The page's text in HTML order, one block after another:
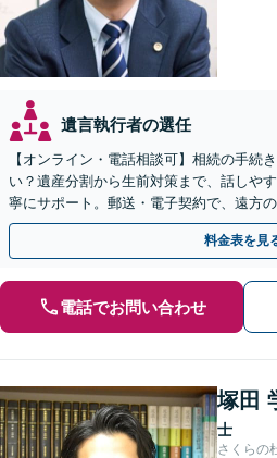
遺言執行者の選任
【オンライン・電話相談可】相続の手続
い？遺産分割から生前対策まで、話しや
寧にサポート。郵送・電子契約で、遠方
不要で即日着手が可能です。まずはご相
料金表を見
電話でお問い合わせ
塚田
士
さくらの